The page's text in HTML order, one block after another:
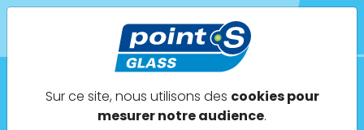
POINT S GLASS
Actualités
Sur ce site, nous utilisons des cookies pour
mesurer notre audience.